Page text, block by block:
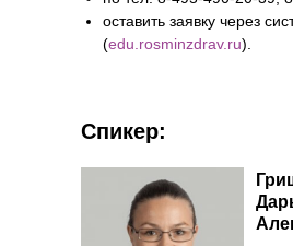
Спикер:
оставить заявку через
(edu.rosminzdrav.ru).